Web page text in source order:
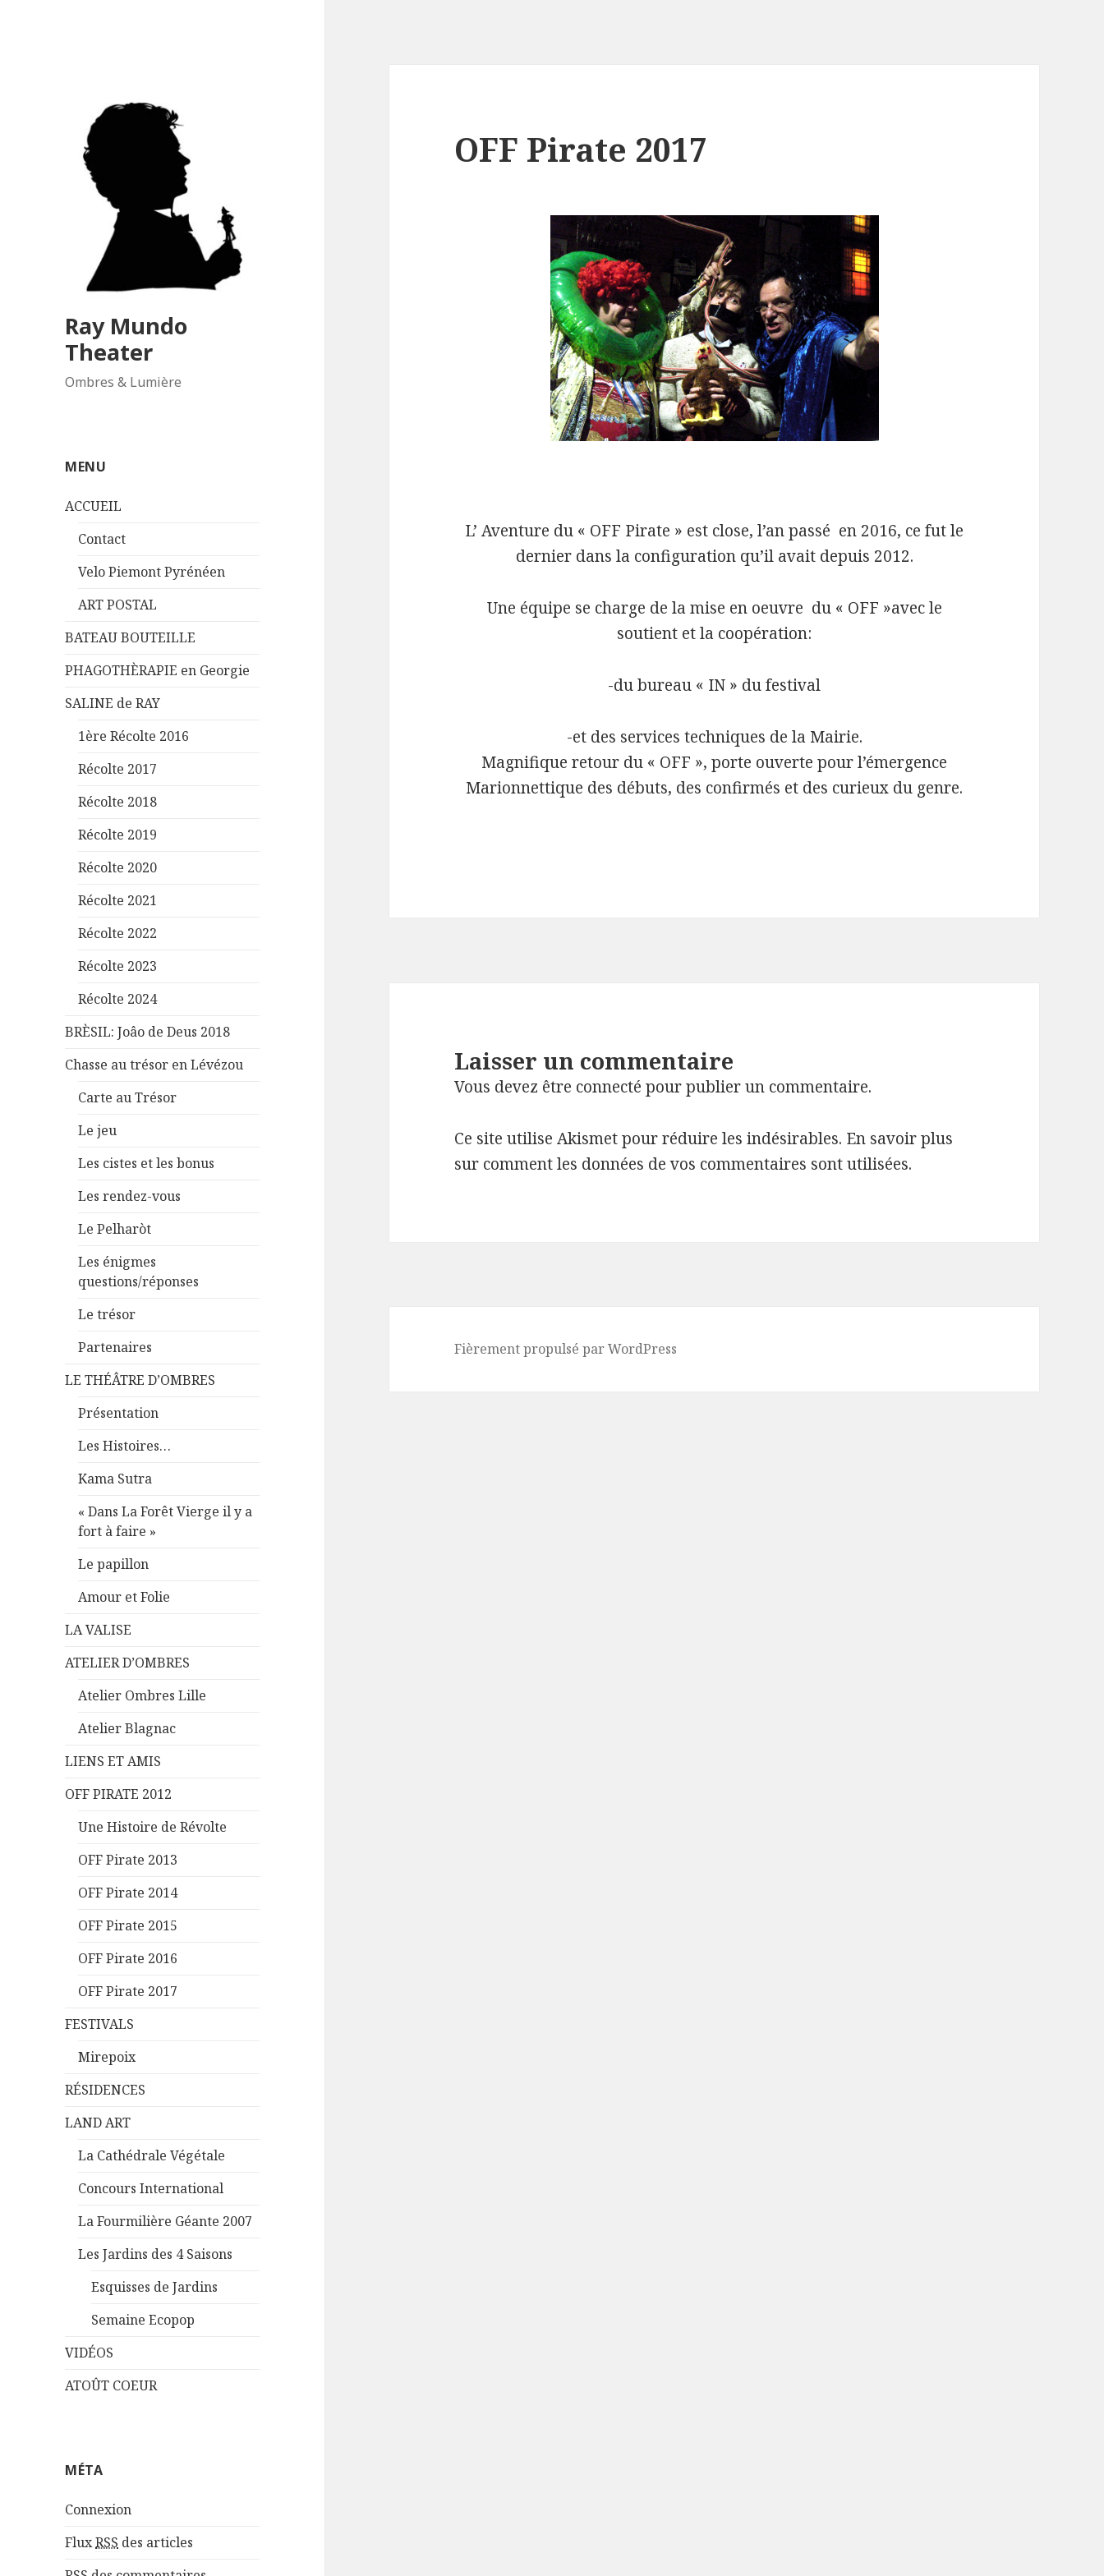
Ray Mundo
Theater
Ombres & Lumière
MENU
ACCUEIL
Contact
Velo Piemont Pyrénéen
ART POSTAL
BATEAU BOUTEILLE
PHAGOTHÈRAPIE en Georgie
SALINE de RAY
1ère Récolte 2016
Récolte 2017
Récolte 2018
Récolte 2019
Récolte 2020
Récolte 2021
Récolte 2022
Récolte 2023
Récolte 2024
BRÈSIL: Joâo de Deus 2018
Chasse au trésor en Lévézou
Carte au Trésor
Le jeu
Les cistes et les bonus
Les rendez-vous
Le Pelharòt
Les énigmes
questions/réponses
Le trésor
Partenaires
LE THÉÂTRE D’OMBRES
Présentation
Les Histoires…
Kama Sutra
« Dans La Forêt Vierge il y a
fort à faire »
Le papillon
Amour et Folie
LA VALISE
ATELIER D’OMBRES
Atelier Ombres Lille
Atelier Blagnac
LIENS ET AMIS
OFF PIRATE 2012
Une Histoire de Révolte
OFF Pirate 2013
OFF Pirate 2014
OFF Pirate 2015
OFF Pirate 2016
OFF Pirate 2017
FESTIVALS
Mirepoix
RÉSIDENCES
LAND ART
La Cathédrale Végétale
Concours International
La Fourmilière Géante 2007
Les Jardins des 4 Saisons
Esquisses de Jardins
Semaine Ecopop
VIDÉOS
ATOÛT COEUR
MÉTA
Connexion
FluxRSS des articles
OFF Pirate 2017
L’ Aventure du « OFF Pirate » est close, l’an passé en 2016, ce fut le
dernier dans la configuration qu’il avait depuis 2012.
Une équipe se charge de la mise en oeuvre du « OFF »avec le
soutient et la coopération:
-du bureau « IN » du festival
-et des services techniques de la Mairie.
Magnifique retour du « OFF », porte ouverte pour l’émergence
Marionnettique des débuts, des confirmés et des curieux du genre.
Laisser un commentaire
Vous devez être connecté pour publier un commentaire.
Ce site utilise Akismet pour réduire les indésirables. En savoir plus
sur comment les données de vos commentaires sont utilisées.
Fièrement propulsé par WordPress